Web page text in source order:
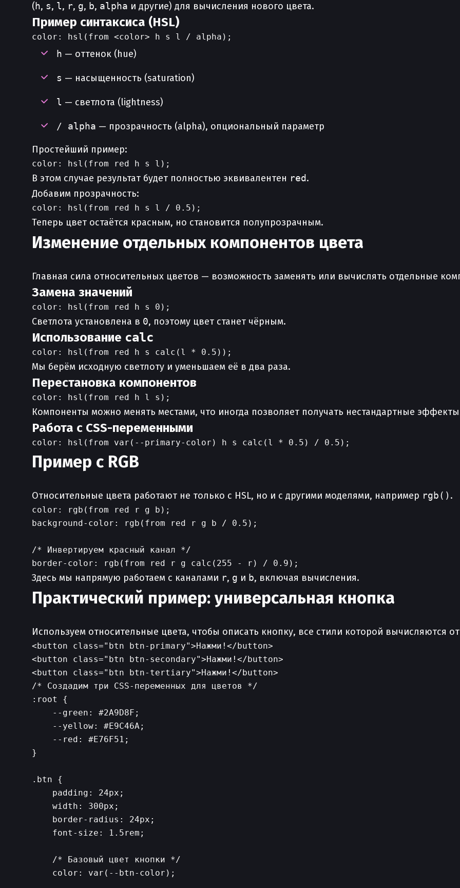
(h, s, l, r, g, b, alpha и другие) для вычисления нового цвета.
Пример синтаксиса (HSL)
h — оттенок (hue)
s — насыщенность (saturation)
l — светлота (lightness)
/ alpha — прозрачность (alpha), опциональный параметр
Простейший пример:
В этом случае результат будет полностью эквивалентен red.
Добавим прозрачность:
Теперь цвет остаётся красным, но становится полупрозрачным.
Изменение отдельных компонентов цвета
Главная сила относительных цветов — возможность заменять или вычислять отдельные
Замена значений
Светлота установлена в 0, поэтому цвет станет чёрным.
Использование calc
Мы берём исходную светлоту и уменьшаем её в два раза.
Перестановка компонентов
Компоненты можно менять местами, что иногда позволяет получать нестандартные
Работа с CSS-переменными
Пример с RGB
Относительные цвета работают не только с HSL, но и с другими моделями, например rgb() .
color: rgb(from red r g b);
background-color: rgb(from red r g b / 0.5);
/* Инвертируем красный канал */
Здесь мы напрямую работаем с каналами r, g и b, включая вычисления.
Практический пример: универсальная кнопка
Используем относительные цвета, чтобы описать кнопку, все стили которой вычисляются
<button class="btn btn-primary">Нажми!</button>
<button class="btn btn-secondary">Нажми!</button>
/* Создадим три CSS-переменных для цветов */
:root {
    --green: #2A9D8F;
    --yellow: #E9C46A;
    --red: #E76F51;
}
.btn {
    padding: 24px;
    width: 300px;
    border-radius: 24px;
    font-size: 1.5rem;
    /* Базовый цвет кнопки */
    color: var(--btn-color);